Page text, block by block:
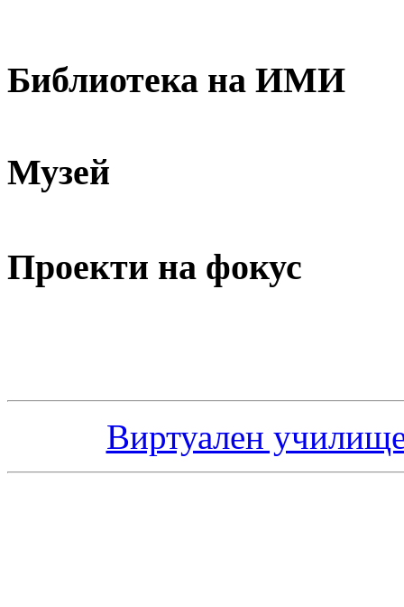
Библиотека на ИМИ
Музей
Проекти на фокус
Виртуален